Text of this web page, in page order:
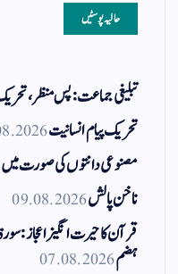
حالیہ پوسٹیں
تبلیغی جماعت: پس منظر،
تحریک پیام انسانیت
مصنوعی دانتوں کی صورت
ناخن پالش09.08.2026
قرآن کا حیرت انگیز اعجاز:
ہضم07.08.2026